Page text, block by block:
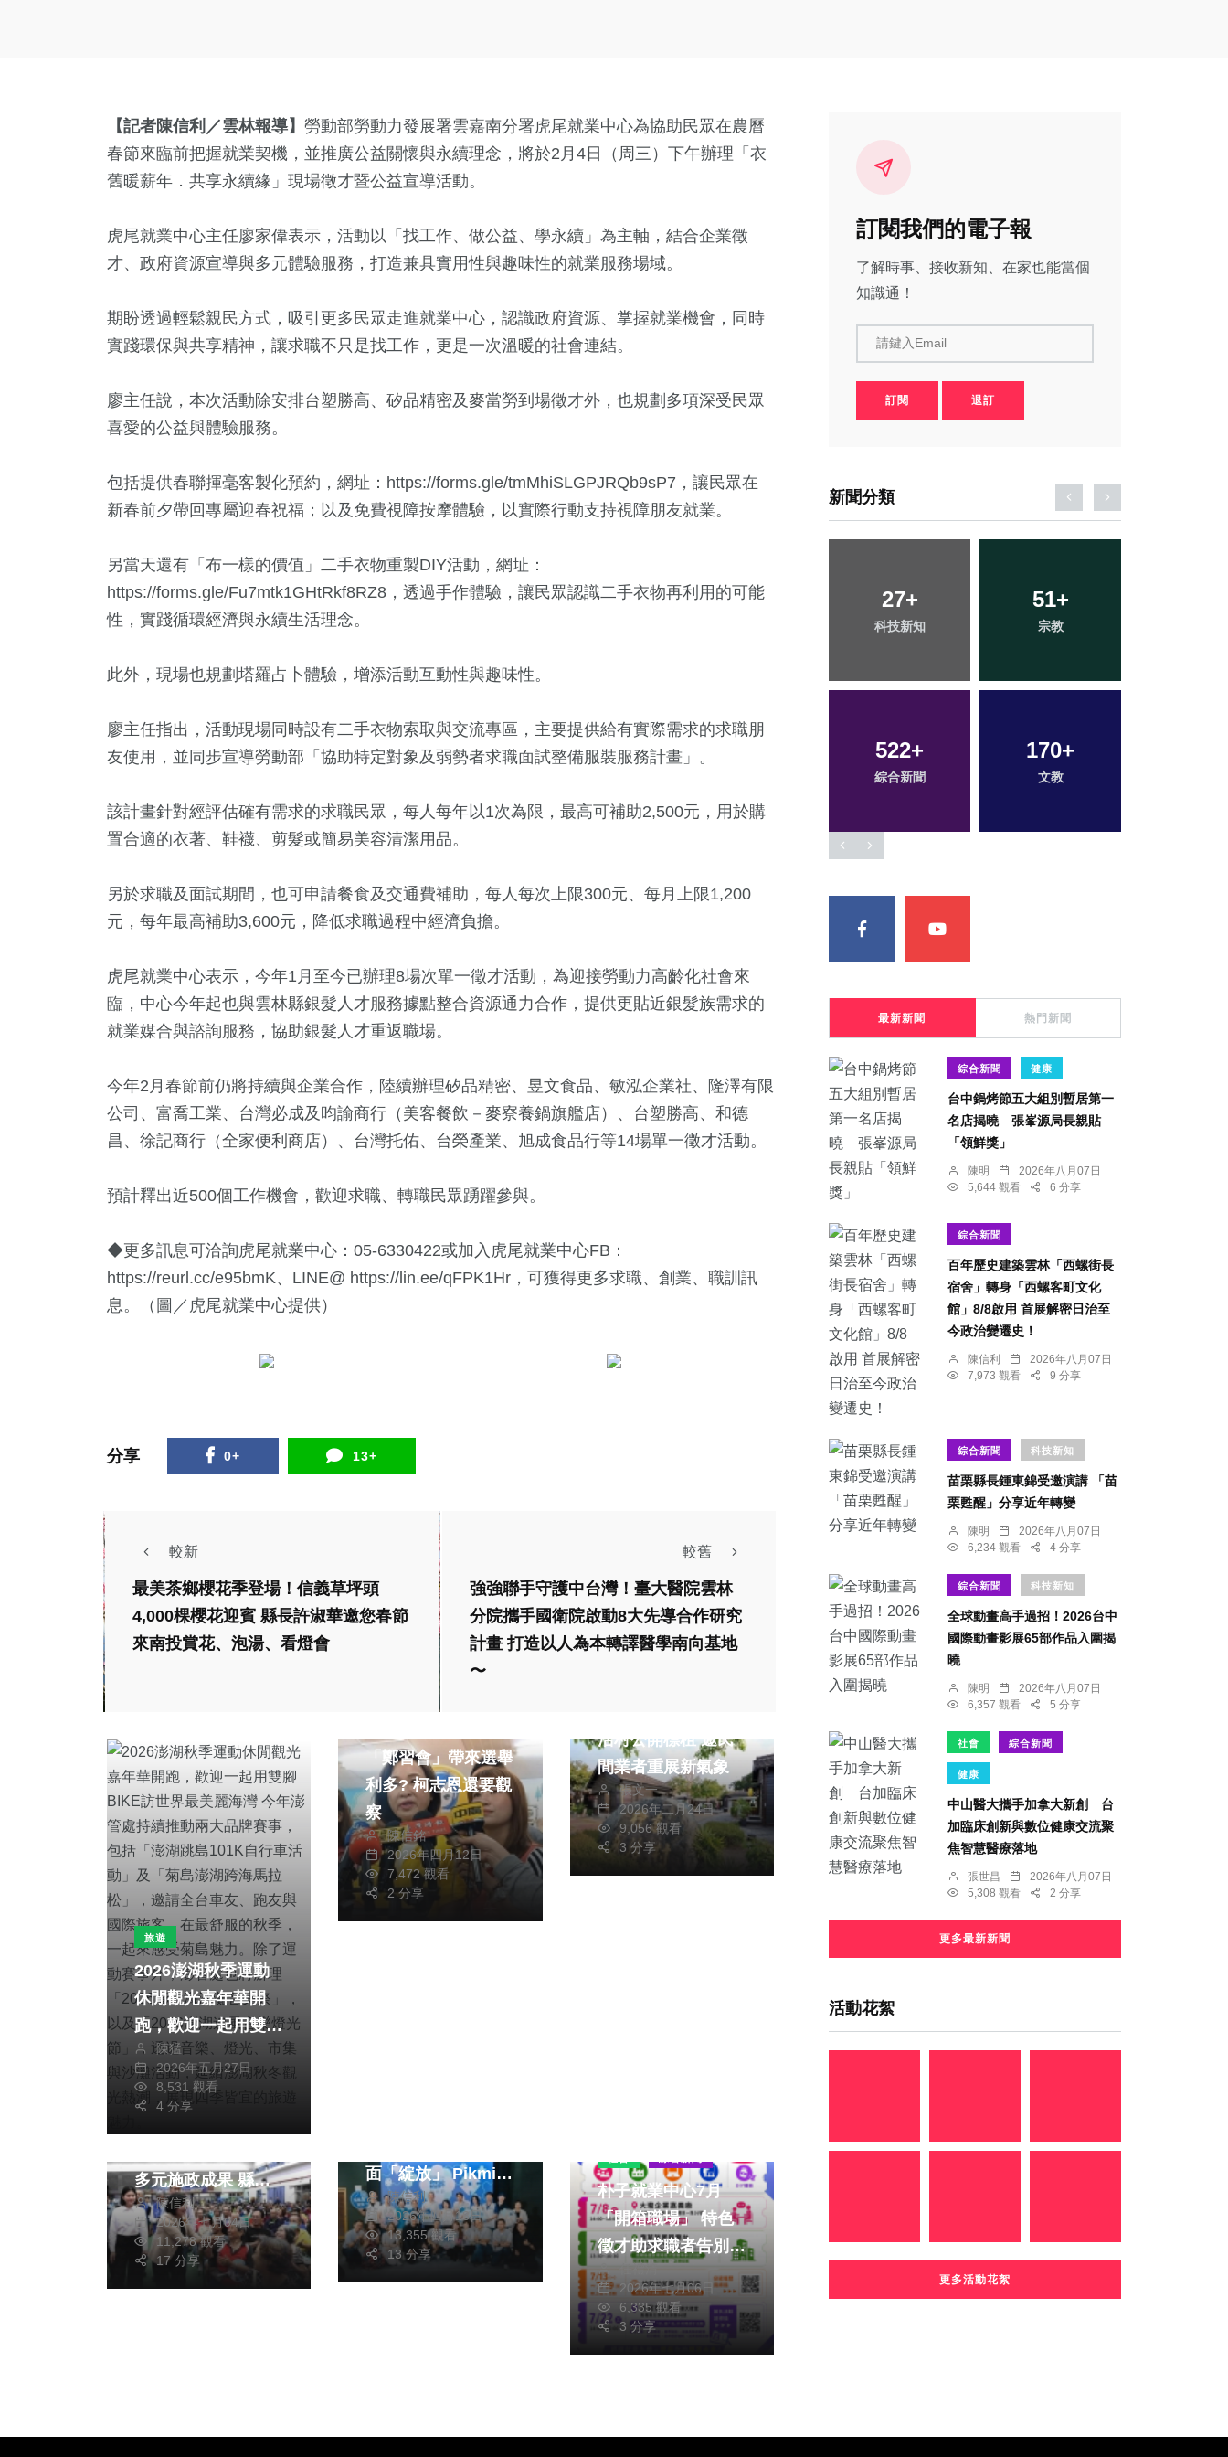
【記者陳信利／雲林報導】 勞動部勞動力發展署雲嘉南分署虎尾就業中心為協助民眾在農曆
春節來臨前把握就業契機，並推廣公益關懷與永續理念，將於2月4日（周三）下午辦理「衣
舊暖薪年．共享永續緣」現場徵才暨公益宣導活動。
虎尾就業中心主任廖家偉表示，活動以「找工作、做公益、學永續」為主軸，結合企業徵
才、政府資源宣導與多元體驗服務，打造兼具實用性與趣味性的就業服務場域。
期盼透過輕鬆親民方式，吸引更多民眾走進就業中心，認識政府資源、掌握就業機會，同時
實踐環保與共享精神，讓求職不只是找工作，更是一次溫暖的社會連結。
廖主任說，本次活動除安排台塑勝高、矽品精密及麥當勞到場徵才外，也規劃多項深受民眾
喜愛的公益與體驗服務。
包括提供春聯揮毫客製化預約，網址：https://forms.gle/tmMhiSLGPJRQb9sP7，讓民眾在
新春前夕帶回專屬迎春祝福；以及免費視障按摩體驗，以實際行動支持視障朋友就業。
另當天還有「布一樣的價值」二手衣物重製DIY活動，網址：
https://forms.gle/Fu7mtk1GHtRkf8RZ8，透過手作體驗，讓民眾認識二手衣物再利用的可能
性，實踐循環經濟與永續生活理念。
此外，現場也規劃塔羅占卜體驗，增添活動互動性與趣味性。
廖主任指出，活動現場同時設有二手衣物索取與交流專區，主要提供給有實際需求的求職朋
友使用，並同步宣導勞動部「協助特定對象及弱勢者求職面試整備服裝服務計畫」。
該計畫針對經評估確有需求的求職民眾，每人每年以1次為限，最高可補助2,500元，用於購
置合適的衣著、鞋襪、剪髮或簡易美容清潔用品。
另於求職及面試期間，也可申請餐食及交通費補助，每人每次上限300元、每月上限1,200
元，每年最高補助3,600元，降低求職過程中經濟負擔。
虎尾就業中心表示，今年1月至今已辦理8場次單一徵才活動，為迎接勞動力高齡化社會來
臨，中心今年起也與雲林縣銀髮人才服務據點整合資源通力合作，提供更貼近銀髮族需求的
就業媒合與諮詢服務，協助銀髮人才重返職場。
今年2月春節前仍將持續與企業合作，陸續辦理矽品精密、昱文食品、敏泓企業社、隆澤有限
公司、富喬工業、台灣必成及昀諭商行（美客餐飲－麥寮養鍋旗艦店）、台塑勝高、和德
昌、徐記商行（全家便利商店）、台灣托佑、台榮產業、旭成食品行等14場單一徵才活動。
預計釋出近500個工作機會，歡迎求職、轉職民眾踴躍參與。
◆更多訊息可洽詢虎尾就業中心：05-6330422或加入虎尾就業中心FB：
https://reurl.cc/e95bmK、LINE@ https://lin.ee/qFPK1Hr ，可獲得更多求職、創業、職訓訊
息。（圖／虎尾就業中心提供）
分享 0+ 13+
較新
最美茶鄉櫻花季登場！信義草坪頭
4,000棵櫻花迎賓 縣長許淑華邀您春節
來南投賞花、泡湯、看燈會
較舊
強強聯手守護中台灣！臺大醫院雲林
分院攜手國衛院啟動8大先導合作研究
計畫 打造以人為本轉譯醫學南向基地
〜
旅遊
2026澎湖秋季運動
休閒觀光嘉年華開
跑，歡迎一起用雙腳
BIKE訪世界最美麗
海灣 今年澎管處持
續推動兩大品牌賽
事，包括「澎湖跳島
101K自行車活動」
及「菊島澎湖跨海馬
拉松」，邀請全台車
友、跑友與國際旅
客，在最舒服的秋
「2026澎湖追風音
陳猛
2026年五月27日
8,531 觀看
4 分享
「鄭習會」帶來選舉
利多? 柯志恩還要觀
察
陳信銘
2026年四月12日
7,472 觀看
2 分享
活村公開標租 邀民
間業者重展新氣象
張文一
2026年二月24日
9,056 觀看
3 分享
綜合新聞
多元施政成果 縣長
張麗善：逐步撕掉
「又老又窮」標籤
朝向永續宜居農工商
科技城邁進！
陳信利
2026年七月04日
11,278 觀看
17 分享
面「綻放」 Pikmin
Bloom開啟城市藝
術探索之旅！
陳信利
2026年四月18日
13,355 觀看
13 分享
朴子就業中心7月
「開箱職場」 特色
徵才助求職者告別盲
投
2026年七月06日
6,335 觀看
3 分享
訂閱我們的電子報
了解時事、接收新知、在家也能當個
知識通！
請鍵入Email
訂閱 退訂
新聞分類
126+
旅遊
37+
164+
健康
56+
85+
27+
科技新知
51+
宗教
522+
綜合新聞
170+
文教
2+
大陸
126+
旅遊
304+
社會
39+
頭條
最新新聞 熱門新聞
綜合新聞 健康
台中鍋烤節五大組別暫居第一
名店揭曉 張峯源局長親貼
「領鮮獎」
陳明
2026年八月07日
5,644 觀看
6 分享
綜合新聞
百年歷史建築雲林「西螺街長
宿舍」轉身「西螺客町文化
館」8/8啟用 首展解密日治至
今政治變遷史！
陳信利
2026年八月07日
7,973 觀看
9 分享
綜合新聞 科技新知
苗栗縣長鍾東錦受邀演講 「苗
栗甦醒」分享近年轉變
陳明
2026年八月07日
6,234 觀看
4 分享
綜合新聞 科技新知
全球動畫高手過招！2026台中
國際動畫影展65部作品入圍揭
曉
陳明
2026年八月07日
6,357 觀看
5 分享
社會 綜合新聞
健康
中山醫大攜手加拿大新創 台
加臨床創新與數位健康交流聚
焦智慧醫療落地
張世昌
2026年八月07日
5,308 觀看
2 分享
更多最新新聞
活動花絮
更多活動花絮